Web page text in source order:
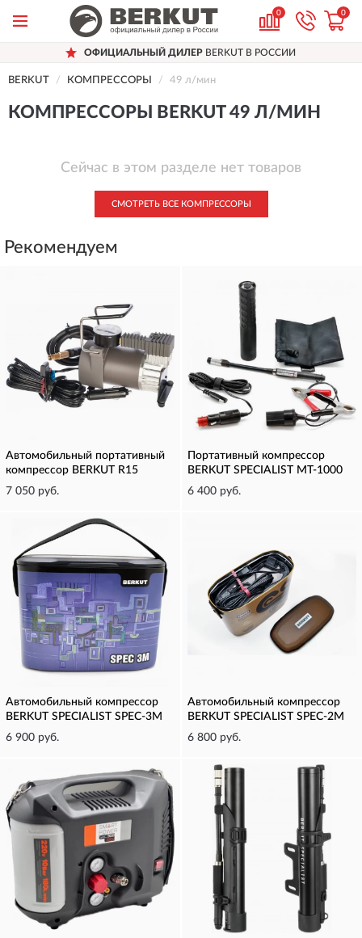
0 0
ОФИЦИАЛЬНЫЙ ДИЛЕРBERKUT В РОССИИ
BERKUT КОМПРЕССОРЫ 49 л/мин
КОМПРЕССОРЫ BERKUT 49 Л/МИН
Сейчас в этом разделе нет товаров
СМОТРЕТЬ ВСЕ КОМПРЕССОРЫ
Рекомендуем
Автомобильный портативный
компрессор BERKUT R15
7 050 руб.
Портативный компрессор
BERKUT SPECIALIST MT-1000
6 400 руб.
Автомобильный компрессор
BERKUT SPECIALIST SPEC-3M
6 900 руб.
Автомобильный компрессор
BERKUT SPECIALIST SPEC-2M
6 800 руб.